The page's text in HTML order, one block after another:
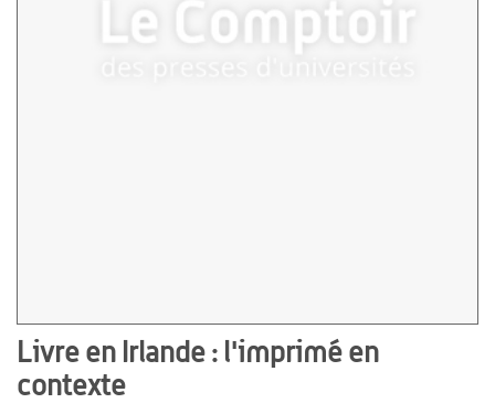
Livre en Irlande : l'imprimé en
contexte